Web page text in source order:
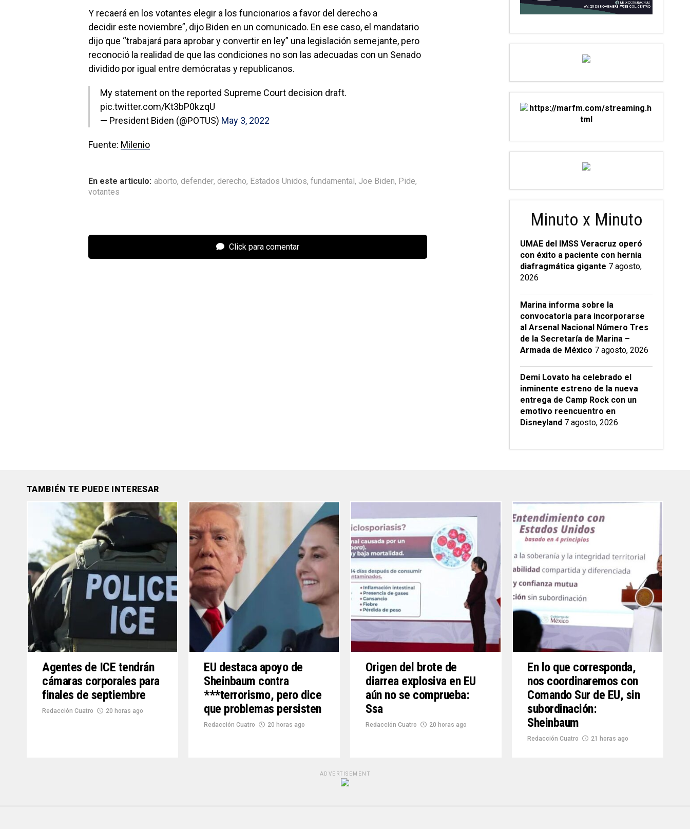
Y recaerá en los votantes elegir a los funcionarios a favor del derecho a
decidir este noviembre”, dijo Biden en un comunicado. En ese caso, el mandatario
dijo que “trabajará para aprobar y convertir en ley” una legislación semejante, pero
reconoció la realidad de que las condiciones no son las adecuadas con un Senado
dividido por igual entre demócratas y republicanos.
My statement on the reported Supreme Court decision draft.
pic.twitter.com/Kt3bP0kzqU
— President Biden (@POTUS) May 3, 2022
Fuente: Milenio
En este articulo: aborto, defender, derecho, Estados Unidos, fundamental, Joe Biden, Pide,
votantes
Click para comentar
Minuto x Minuto
UMAE del IMSS Veracruz operó
con éxito a paciente con hernia
diafragmática gigante 7 agosto,
2026
Marina informa sobre la
convocatoria para incorporarse
al Arsenal Nacional Número Tres
de la Secretaría de Marina –
Armada de México 7 agosto, 2026
Demi Lovato ha celebrado el
inminente estreno de la nueva
entrega de Camp Rock con un
emotivo reencuentro en
Disneyland 7 agosto, 2026
TAMBIÉN TE PUEDE INTERESAR
Agentes de ICE tendrán
cámaras corporales para
finales de septiembre
Redacción Cuatro 20 horas ago
EU destaca apoyo de
Sheinbaum contra
***terrorismo, pero dice
que problemas persisten
Redacción Cuatro 20 horas ago
Origen del brote de
diarrea explosiva en EU
aún no se comprueba:
Ssa
Redacción Cuatro 20 horas ago
En lo que corresponda,
nos coordinaremos con
Comando Sur de EU, sin
subordinación:
Sheinbaum
Redacción Cuatro 21 horas ago
ADVERTISEMENT